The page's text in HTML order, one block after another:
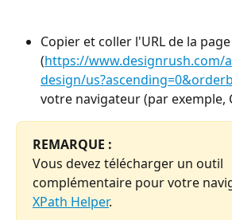
Copier et coller l'URL de la
(https://www.designrush.com/
design/
votre navigateur (par exemple,
REMARQUE :
Vous devez télécharger un outil
complémentaire pour votre
XPath Helper.